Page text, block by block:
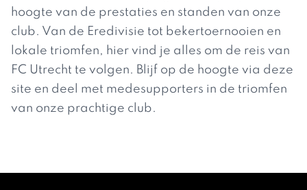
hoogte van de prestaties en standen van onze
club. Van de Eredivisie tot bekertoernooien en
lokale triomfen, hier vind je alles om de reis van
FC Utrecht te volgen. Blijf op de hoogte via deze
site en deel met medesupporters in de triomfen
van onze prachtige club.